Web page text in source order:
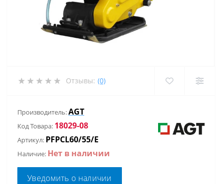
Отзывы: (0)
Производитель:AGT
Код Товара: 18029-08
Артикул: PFPCL60/55/E
Наличие: Нет в наличии
Уведомить о наличии